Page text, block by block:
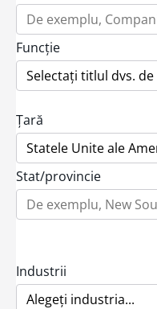
Funcție
Țară
Stat/provincie
Industrii